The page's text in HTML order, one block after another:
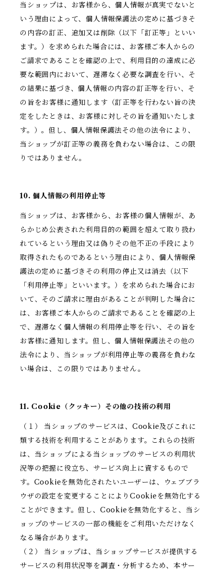
当ショップは、お客様から、個人情報が真実でないと
いう理由によって、個人情報保護法の定めに基づきそ
の内容の訂正、追加又は削除（以下「訂正等」といい
ます。）を求められた場合には、お客様ご本人からの
ご請求であることを確認の上で、利用目的の達成に必
要な範囲内において、遅滞なく必要な調査を行い、そ
の結果に基づき、個人情報の内容の訂正等を行い、そ
の旨をお客様に通知します（訂正等を行わない旨の決
定をしたときは、お客様に対しその旨を通知いたしま
す。）。但し、個人情報保護法その他の法令により、
当ショップが訂正等の義務を負わない場合は、この限
りではありません。
10. 個人情報の利用停止等
当ショップは、お客様から、お客様の個人情報が、あ
らかじめ公表された利用目的の範囲を超えて取り扱わ
れているという理由又は偽りその他不正の手段により
取得されたものであるという理由により、個人情報保
護法の定めに基づきその利用の停止又は消去（以下
「利用停止等」といいます。）を求められた場合にお
いて、そのご請求に理由があることが判明した場合に
は、お客様ご本人からのご請求であることを確認の上
で、遅滞なく個人情報の利用停止等を行い、その旨を
お客様に通知します。但し、個人情報保護法その他の
法令により、当ショップが利用停止等の義務を負わな
い場合は、この限りではありません。
11. Cookie（クッキー）その他の技術の利用
（１） 当ショップのサービスは、Cookie及びこれに
類する技術を利用することがあります。これらの技術
は、当ショップによる当ショップのサービスの利用状
況等の把握に役立ち、サービス向上に資するもので
す。Cookieを無効化されたいユーザーは、ウェブブラ
ウザの設定を変更することによりCookieを無効化する
ことができます。但し、Cookieを無効化すると、当シ
ョップのサービスの一部の機能をご利用いただけなく
なる場合があります。
（２） 当ショップは、当ショップサービスが提供する
サービスの利用状況等を調査・分析するため、本サー